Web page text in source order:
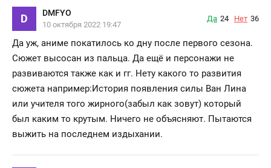
D DMFYO
10 октября 2022 19:47
Да 24 Нет 36
Да уж, аниме покатилось ко дну после первого сезона.
Сюжет высосан из пальца. Да ещё и персонажи не
развиваются также как и гг. Нету какого то развития
сюжета например:История появления силы Ван Лина
или учителя того жирного(забыл как зовут) который
был каким то крутым. Ничего не объясняют. Пытаются
выжить на последнем издыхании.